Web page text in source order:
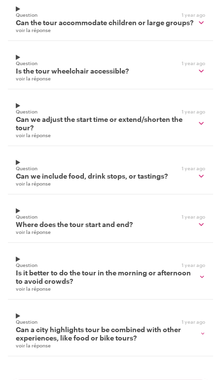
Question 1 year ago
Can the tour accommodate children or large groups?
voir la réponse
Question 1 year ago
Is the tour wheelchair accessible?
voir la réponse
Question 1 year ago
Can we adjust the start time or extend/shorten the
tour?
voir la réponse
Question 1 year ago
Can we include food, drink stops, or tastings?
voir la réponse
Question 1 year ago
Where does the tour start and end?
voir la réponse
Question 1 year ago
Is it better to do the tour in the morning or afternoon
to avoid crowds?
voir la réponse
Question 1 year ago
Can a city highlights tour be combined with other
experiences, like food or bike tours?
voir la réponse